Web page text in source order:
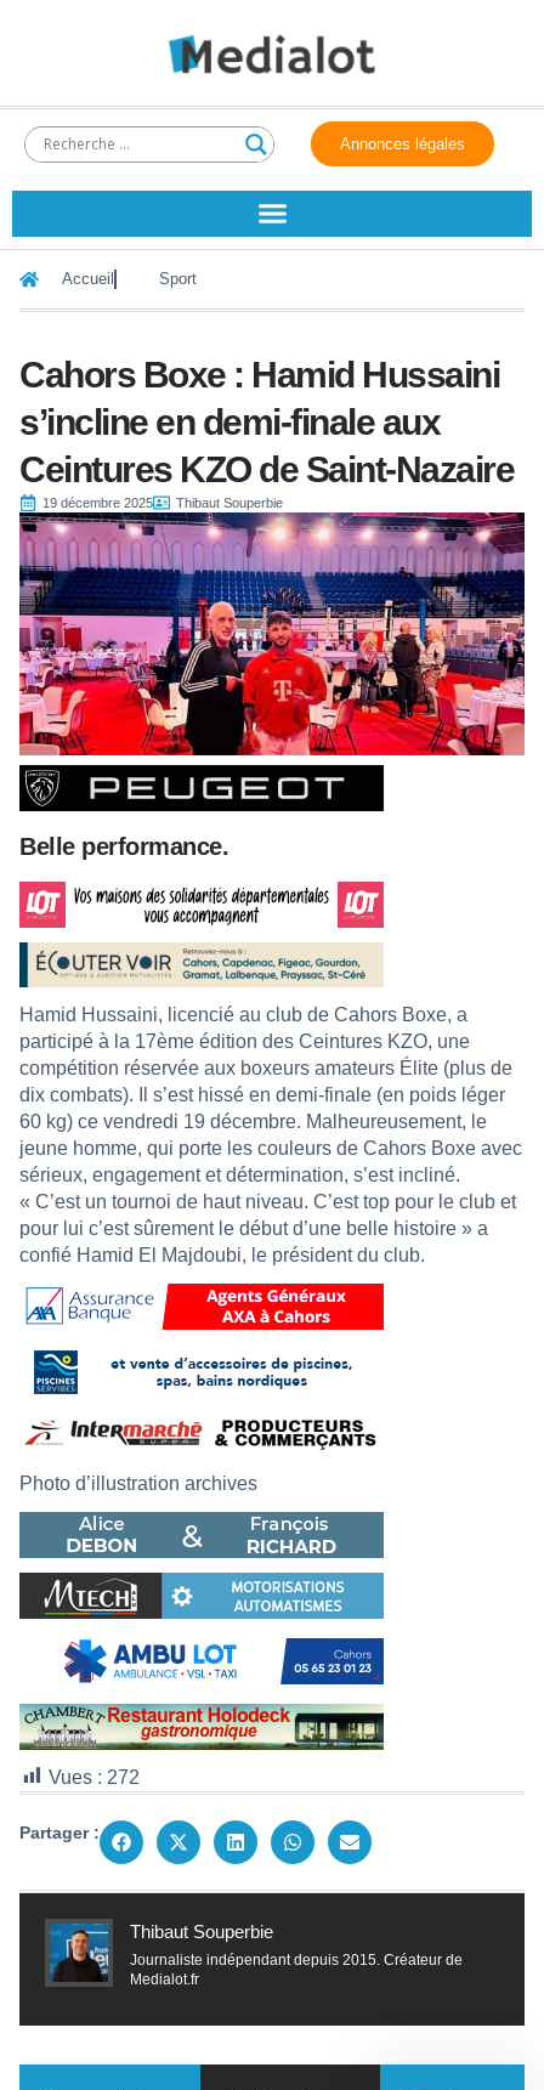
Annonces légales
Accueil Sport
Cahors Boxe : Hamid Hussaini
s’incline en demi-finale aux
Ceintures KZO de Saint-Nazaire
19 décembre 2025 Thibaut Souperbie
Belle performance.
Hamid Hussaini, licencié au club de Cahors Boxe, a
participé à la 17ème édition des Ceintures KZO, une
compétition réservée aux boxeurs amateurs Élite (plus de
dix combats). Il s’est hissé en demi-finale (en poids léger
60 kg) ce vendredi 19 décembre. Malheureusement, le
jeune homme, qui porte les couleurs de Cahors Boxe avec
sérieux, engagement et détermination, s’est incliné.
« C’est un tournoi de haut niveau. C’est top pour le club et
pour lui c’est sûrement le début d’une belle histoire » a
confié Hamid El Majdoubi, le président du club.
Photo d’illustration archives
Vues : 272
Partager :
Thibaut Souperbie
Journaliste indépendant depuis 2015. Créateur de
Medialot.fr